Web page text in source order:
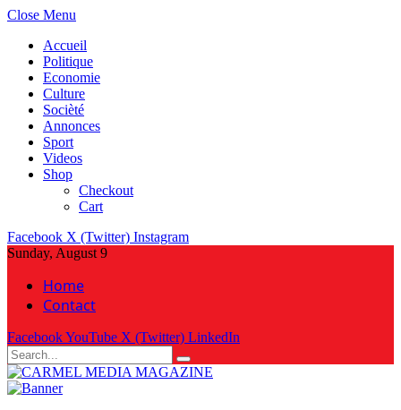
Close Menu
Accueil
Politique
Economie
Culture
Socièté
Annonces
Sport
Videos
Shop
Checkout
Cart
Facebook X (Twitter) Instagram
Sunday, August 9
Home
Contact
FacebookYouTube X (Twitter) LinkedIn